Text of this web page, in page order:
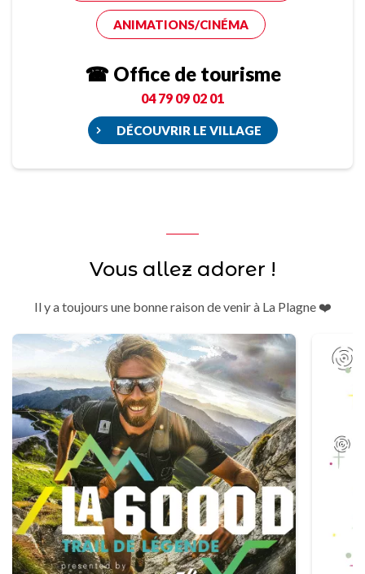
ANIMATIONS/CINÉMA
☎ Office de tourisme
04 79 09 02 01
DÉCOUVRIR LE VILLAGE
Vous allez adorer !
Il y a toujours une bonne raison de venir à La Plagne ❤️